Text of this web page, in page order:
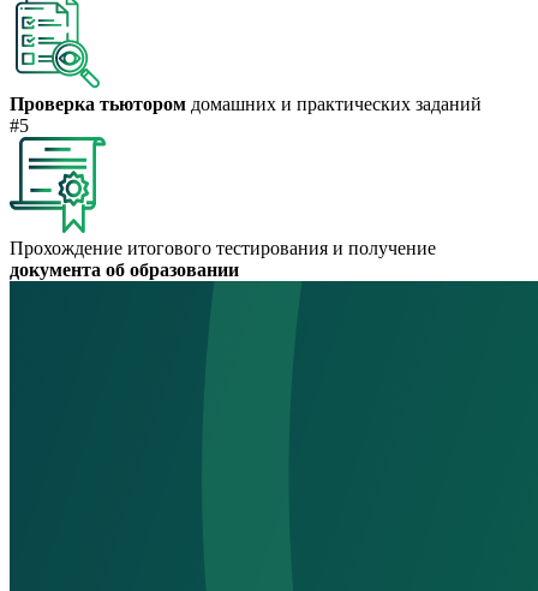
Проверка тьютором домашних и практических заданий
#5
Прохождение итогового тестирования и получение
документа об образовании